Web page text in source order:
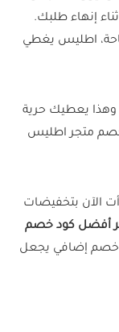
إنهاء طلبك.
اطليس يغطي
وهذا يعطيك حرية
خصم متجر اطليس
الآن بتخفيضات
أفضل كود خصم
خصم إضافي يجعل